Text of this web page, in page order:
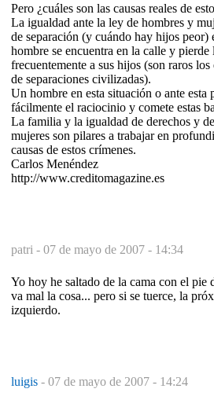
Pero ¿cuáles son las causas reales de
La igualdad ante la ley de hombres y
de separación (y cuándo hay hijos peor)
hombre se encuentra en la calle y
frecuentemente a sus hijos (son raros los
de separaciones civilizadas).
Un hombre en esta situación o ante esta
fácilmente el raciocinio y comete estas
La familia y la igualdad de derechos y
mujeres son pilares a trabajar en
causas de estos crímenes.
Carlos Menéndez
http://www.creditomagazine.es
patri - 07 de mayo de 2007 - 14:34
Yo hoy he saltado de la cama con el pie
va mal la cosa... pero si se tuerce, la
izquierdo.
luigis - 07 de mayo de 2007 - 14:24